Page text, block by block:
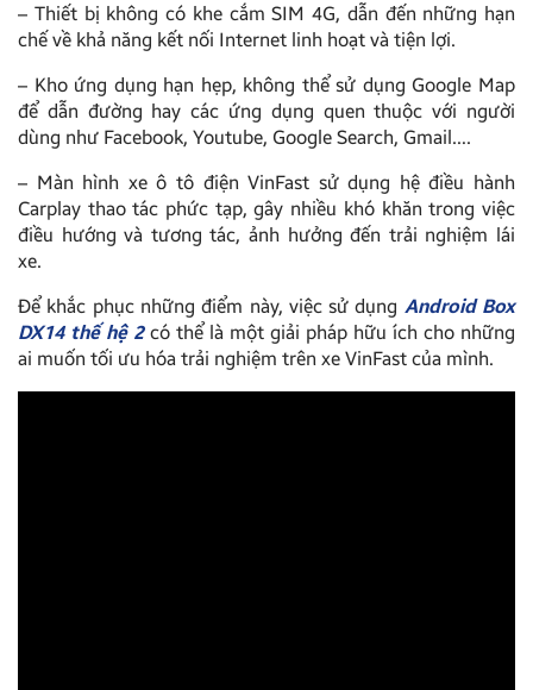
– Thiết bị không có khe cắm SIM 4G, dẫn đến những hạn
chế về khả năng kết nối Internet linh hoạt và tiện lợi.
– Kho ứng dụng hạn hẹp, không thể sử dụng Google Map
để dẫn đường hay các ứng dụng quen thuộc với người
dùng như Facebook, Youtube, Google Search, Gmail….
– Màn hình xe ô tô điện VinFast sử dụng hệ điều hành
Carplay thao tác phức tạp, gây nhiều khó khăn trong việc
điều hướng và tương tác, ảnh hưởng đến trải nghiệm lái
xe.
Để khắc phục những điểm này, việc sử dụng Android Box
DX14 thế hệ 2có thể là một giải pháp hữu ích cho những
ai muốn tối ưu hóa trải nghiệm trên xe VinFast của mình.